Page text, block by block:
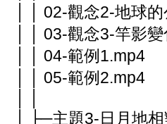
│ │ 02-觀念2-地球
│ │ 03-觀念3-竿影
│ │ 04-範例1.mp4
│ │ 05-範例2.mp4
│ ├─主題3-日月地